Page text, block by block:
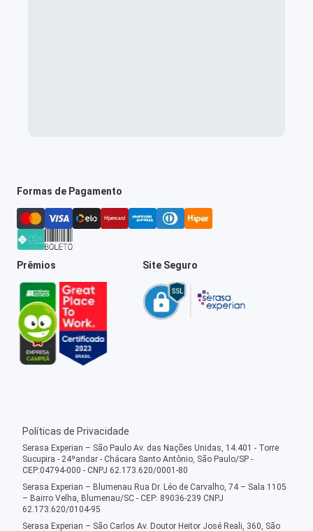
Formas de Pagamento
Prêmios Site Seguro
Políticas de Privacidade
Serasa Experian – São Paulo Av. das Nações Unidas, 14.401 - Torre
Sucupira - 24ºandar - Chácara Santo Antônio, São Paulo/SP -
CEP:04794-000 - CNPJ 62.173.620/0001-80
Serasa Experian – Blumenau Rua Dr. Léo de Carvalho, 74 – Sala 1105
– Bairro Velha, Blumenau/SC - CEP: 89036-239 CNPJ
62.173.620/0104-95
Serasa Experian – São Carlos Av. Doutor Heitor José Reali, 360, São